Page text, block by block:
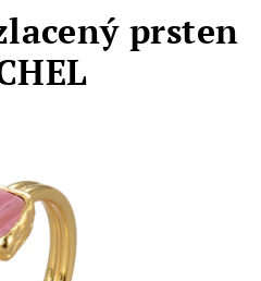
košík
prsten